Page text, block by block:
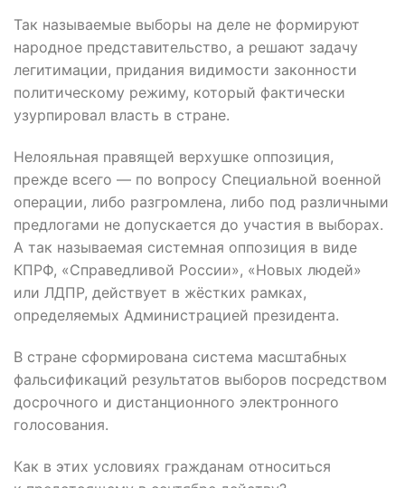
Так называемые выборы на деле не формируют
народное представительство, а решают задачу
легитимации, придания видимости законности
политическому режиму, который фактически
узурпировал власть в стране.
Нелояльная правящей верхушке оппозиция,
прежде всего — по вопросу Специальной военной
операции, либо разгромлена, либо под различными
предлогами не допускается до участия в выборах.
А так называемая системная оппозиция в виде
КПРФ, «Справедливой России», «Новых людей»
или ЛДПР, действует в жёстких рамках,
определяемых Администрацией президента.
В стране сформирована система масштабных
фальсификаций результатов выборов посредством
досрочного и дистанционного электронного
голосования.
Как в этих условиях гражданам относиться